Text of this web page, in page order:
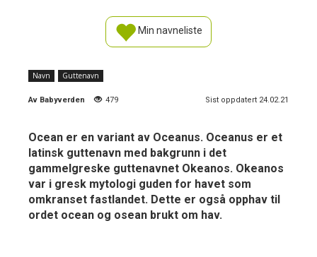
Min navneliste
Navn Guttenavn
Av Babyverden 479 Sist oppdatert 24.02.21
Ocean er en variant av Oceanus. Oceanus er et
latinsk guttenavn med bakgrunn i det
gammelgreske guttenavnet Okeanos. Okeanos
var i gresk mytologi guden for havet som
omkranset fastlandet. Dette er også opphav til
ordet ocean og osean brukt om hav.